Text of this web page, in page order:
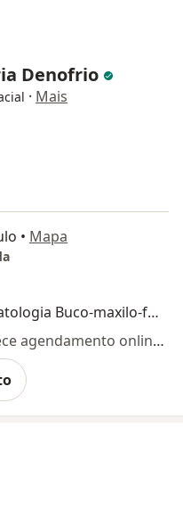
Denofrio
· Mais
• Mapa
Consulta Cirurgia e Traumatologia Buco-maxilo-facial
Esse especialista não oferece agendamento online para esse endereço.